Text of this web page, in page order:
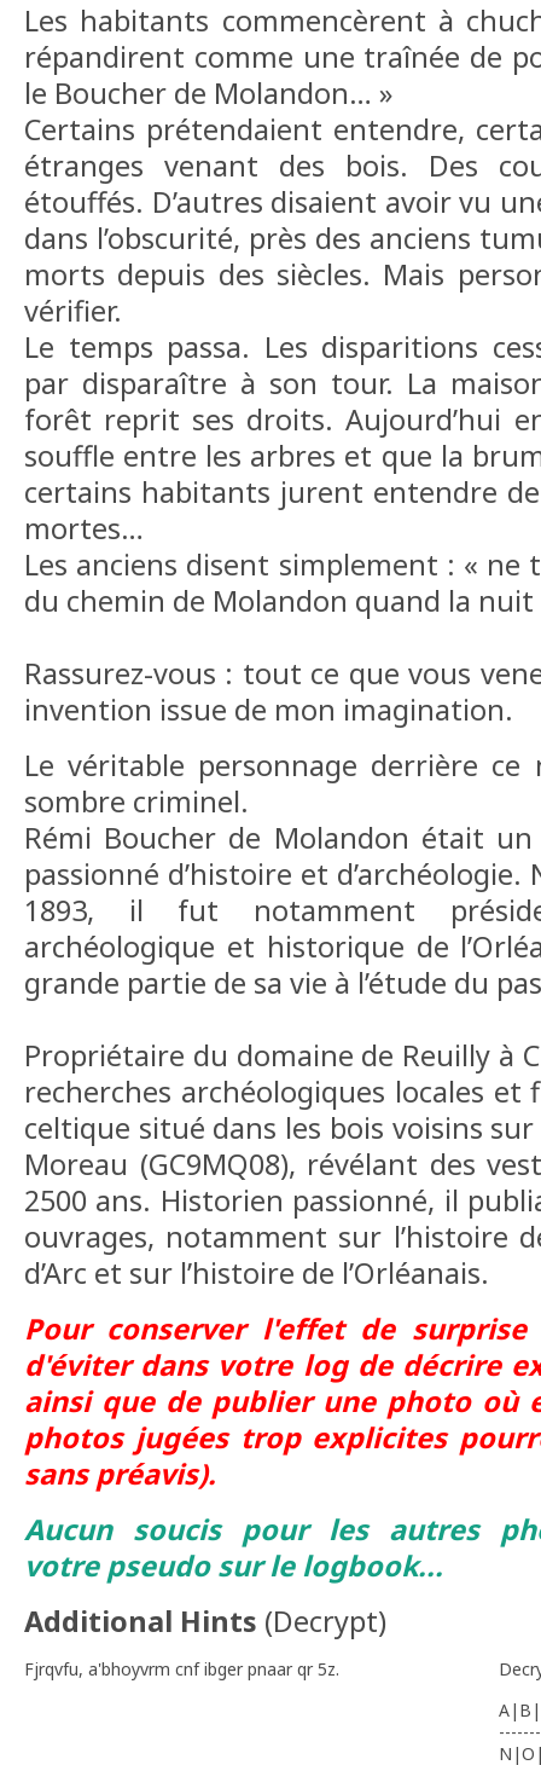
Les habitants commencèrent à
répandirent comme une traînée de
le Boucher de Molandon… »
Certains prétendaient entendre,
étranges venant des bois. Des
étouffés. D’autres disaient avoir vu
dans l’obscurité, près des anciens
morts depuis des siècles. Mais
vérifier.
Le temps passa. Les disparitions
par disparaître à son tour. La
forêt reprit ses droits. Aujourd’hui
souffle entre les arbres et que la
certains habitants jurent entendre
mortes…
Les anciens disent simplement : « ne
du chemin de Molandon quand la
Rassurez-vous : tout ce que vous
invention issue de mon imagination.
Le véritable personnage derrière ce
sombre criminel.
Rémi Boucher de Molandon était
passionné d’histoire et
1893, il fut notamment
archéologique et historique de
grande partie de sa vie à l’étude du
Propriétaire du domaine de Reuilly à
recherches archéologiques locales
celtique situé dans les bois voisins
Moreau (GC9MQ08), révélant des
2500 ans. Historien passionné, il
ouvrages, notamment sur l’histoire
d’Arc et sur l’histoire de l’Orléanais.
Pour conserver l'effet de
d'éviter dans votre log de décrire
ainsi que de publier une photo où
photos jugées trop explicites
sans préavis).
Aucun soucis pour les autres
votre pseudo sur le logbook...
Additional Hints (Decrypt)
Fjrqvfu, a'bhoyvrm cnf ibger pnaar qr 5z.